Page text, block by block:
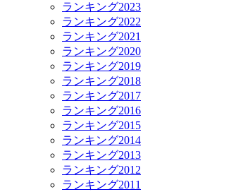
ランキング2023
ランキング2022
ランキング2021
ランキング2020
ランキング2019
ランキング2018
ランキング2017
ランキング2016
ランキング2015
ランキング2014
ランキング2013
ランキング2012
ランキング2011